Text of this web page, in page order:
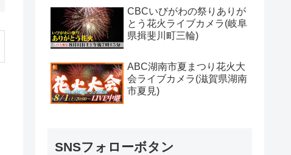
CBCいびがわの祭りありが
とう花火ライブカメラ(岐阜
県揖斐川町三輪)
ABC湖南市夏まつり花火大
会ライブカメラ(滋賀県湖南
市夏見)
SNSフォローボタン